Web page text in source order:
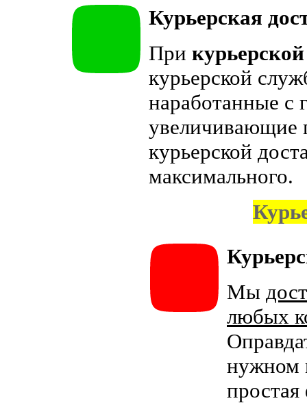
Курьерская
При
курьерской
наработанные с
увеличивающие
курьерской
максимального.
Мы
любых
нужном